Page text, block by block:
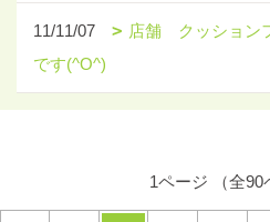
11/11/07
店舗 クッション
です(^O^)
1ページ （全90